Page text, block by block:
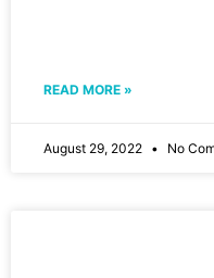
READ MORE »
August 29, 2022 No